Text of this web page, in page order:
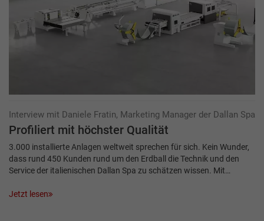
Interview mit Daniele Fratin, Marketing Manager der Dallan Spa
Profiliert mit höchster Qualität
3.000 installierte Anlagen weltweit sprechen für sich. Kein Wunder,
dass rund 450 Kunden rund um den Erdball die Technik und den
Service der italienischen Dallan Spa zu schätzen wissen. Mit…
Jetzt lesen